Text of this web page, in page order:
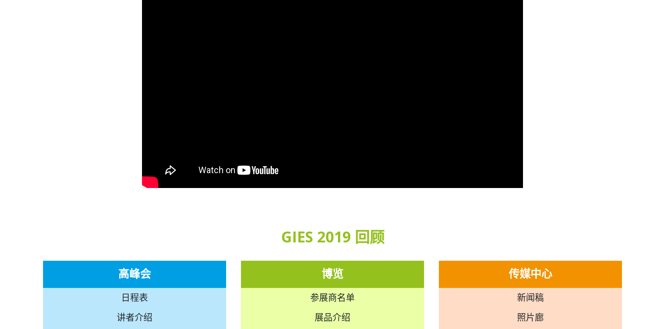
GIES 2019 回顾
高峰会
日程表
讲者介绍
博览
参展商名单
展品介绍
传媒中心
新闻稿
照片廊